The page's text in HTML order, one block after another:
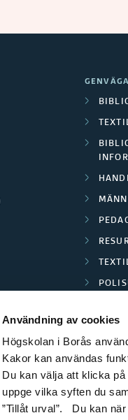
Användning av cookies
Högskolan i Borås
Kakor kan användas
Du kan välja att klicka
uppge vilka syften du
”Tillåt urval”. Du kan